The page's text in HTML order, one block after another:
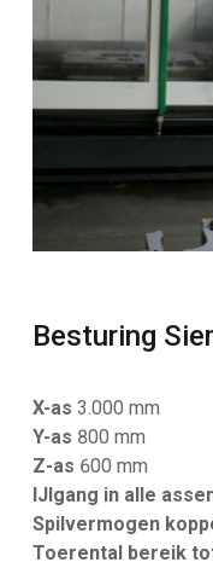
Besturing
X-as 3.000 mm
Y-as 800 mm
Z-as 600 mm
IJlgang in alle
Spilvermogen
Toerental bereik